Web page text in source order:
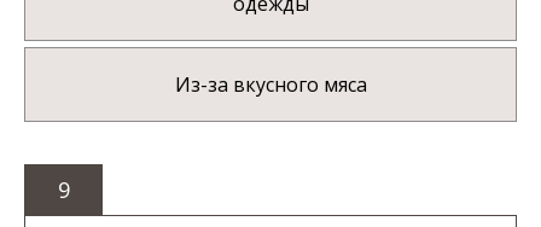
Из-за вкусного мяса
9